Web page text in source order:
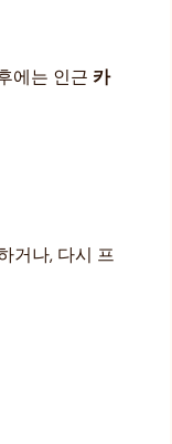
에는 인근 카
거나, 다시 프